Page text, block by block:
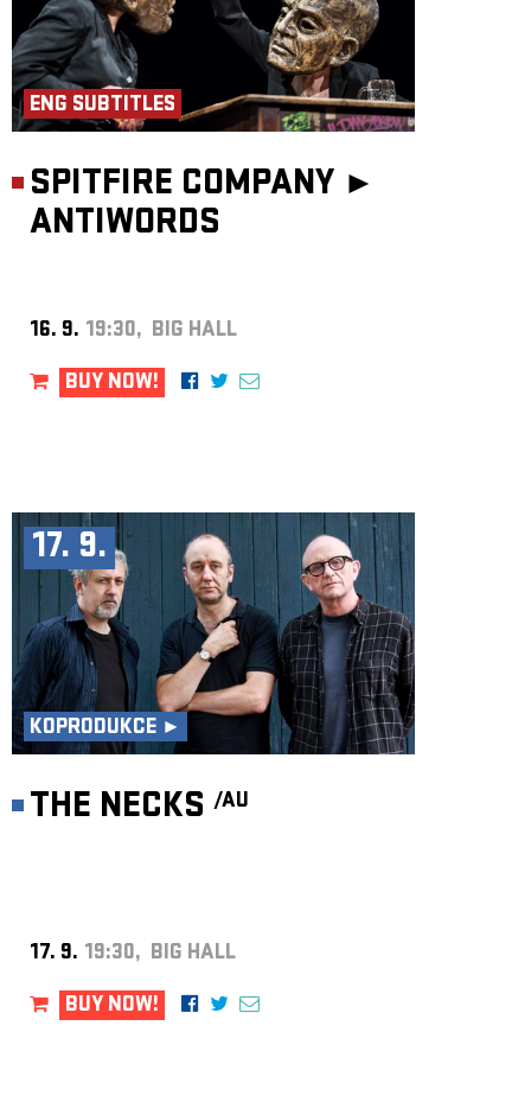
ENG SUBTITLES
SPITFIRE COMPANY ►
ANTIWORDS
16. 9. 19:30, BIG HALL
BUY NOW!
17. 9.
KOPRODUKCE ►
THE NECKS /AU
17. 9. 19:30, BIG HALL
BUY NOW!